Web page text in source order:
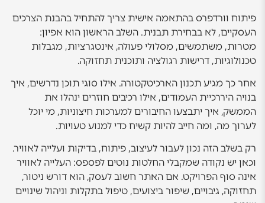
פיתוח וורדפרס בהתאמה אישית צריך להתחיל בהבנת הצרכים
העסקיים, לא בבחירת תבנית. השלב הראשון הוא אפיון:
מטרות, משתמשים, מסלולי פעולה, אינטגרציות, מגבלות
טכנולוגיות, דרישות רגולציה ותוכנית תחזוקה.
אחר כך מגיע תכנון הארכיטקטורה. אילו סוגי תוכן נדרשים, איך
בנויה היררכיית העמודים, אילו רכיבים חוזרים ינהלו את
הממשק, איך יתבצעו החיבורים למערכות חיצוניות, מי יוכל
לערוך מה, ומה חייב להיות קשיח כדי למנוע טעויות.
רק בשלב הזה נכון לעבור לעיצוב, פיתוח, בדיקות ועלייה לאוויר.
וכאן יש נקודה שמקבלי החלטות נוטים לפספס: העלייה לאוויר
אינה סוף הפרויקט. אם האתר חשוב לעסק, הוא דורש ניטור,
תחזוקה, גיבויים, שיפור ביצועים, טיפול בתקלות וניהול שינויים